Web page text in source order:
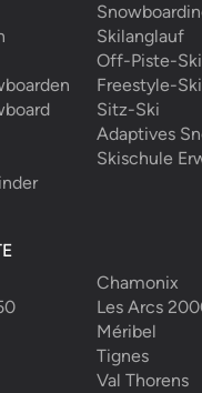
Skilanglauf
Off-Piste-
Freestyle-Ski
Sitz-Ski
Adaptives
Skischule
Chamonix
Les Arcs
Méribel
Tignes
Val Thorens